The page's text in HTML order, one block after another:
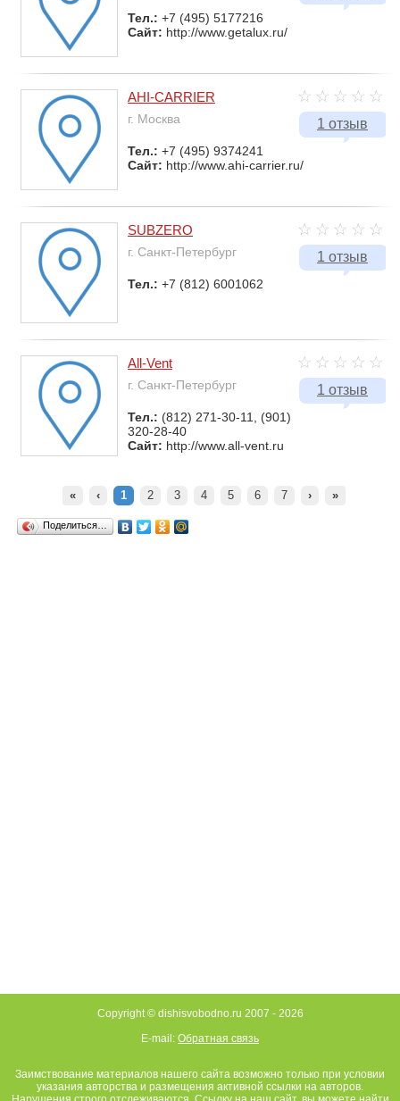
Тел.: +7 (495) 5177216
Сайт: http://www.getalux.ru/
1 отзыв
AHI-CARRIER
г. Москва
Тел.: +7 (495) 9374241
Сайт: http://www.ahi-carrier.ru/
1 отзыв
SUBZERO
г. Санкт-Петербург
Тел.: +7 (812) 6001062
1 отзыв
All-Vent
г. Санкт-Петербург
Тел.: (812) 271-30-11, (901)
320-28-40
Сайт: http://www.all-vent.ru
« ‹ 1 2 3 4 5 6 7 › »
Поделиться…
Copyright © dishisvobodno.ru 2007 - 2026
E-mail: Обратная связь
Заимствование материалов нашего сайта возможно только при условии
указания авторства и размещения активной ссылки на авторов.